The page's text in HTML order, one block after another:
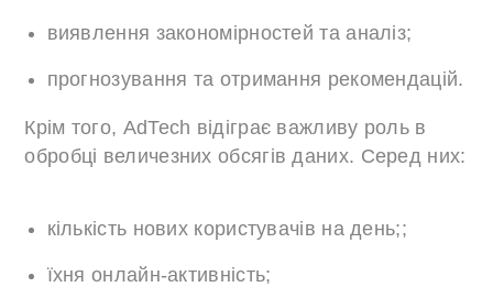
виявлення закономірностей та аналіз;
прогнозування та отримання рекомендацій.
Крім того, AdTech відіграє важливу роль в
обробці величезних обсягів даних. Серед них:
кількість нових користувачів на день;;
їхня онлайн-активність;